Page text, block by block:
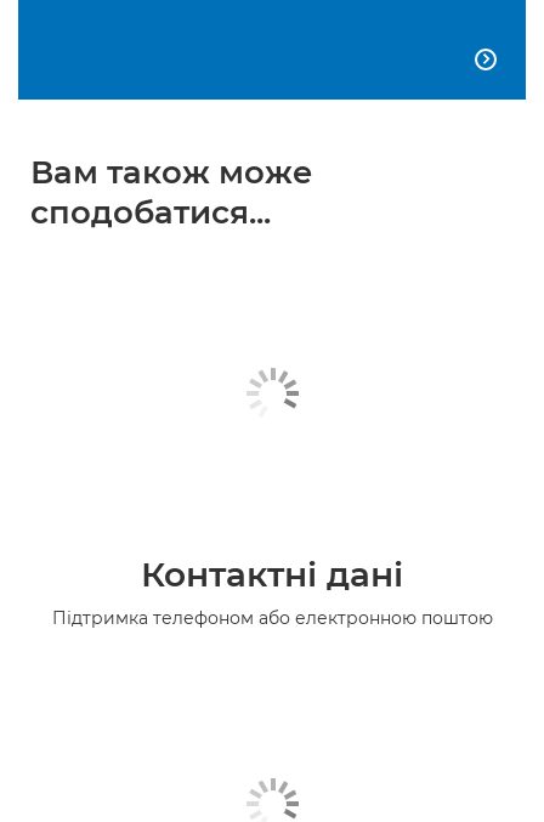

Вам також може
сподобатися...
Контактні дані
Підтримка телефоном або електронною поштою